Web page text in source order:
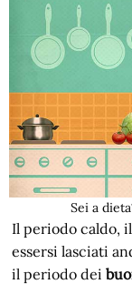
Sei a
Il periodo caldo,
essersi lasciati
il periodo dei